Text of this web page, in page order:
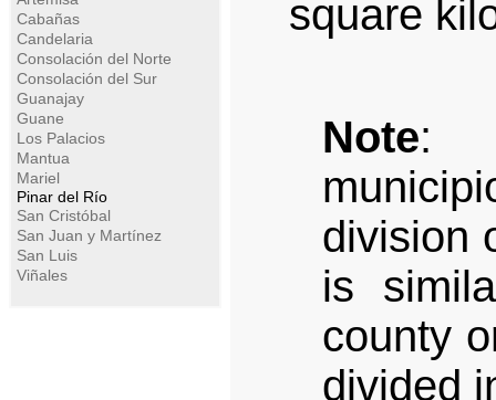
Cabañas
Candelaria
Consolación del Norte
Consolación del Sur
Guanajay
Guane
Los Palacios
Mantua
Mariel
Pinar del Río
San Cristóbal
San Juan y Martínez
San Luis
Viñales
square
Note:
division
is
county
divided